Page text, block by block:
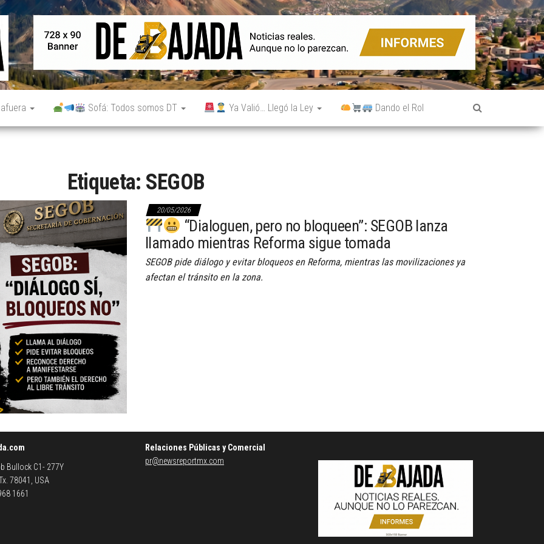
De
Bajada
Noticias
reales.
Aunque
no lo
parezcan.
Sofá: Todos somos DT Ya Valió… Llegó la Ley Dando el Rol
Etiqueta: SEGOB
20/05/2026
“Dialoguen, pero no bloqueen”: SEGOB lanza
llamado mientras Reforma sigue tomada
SEGOB pide diálogo y evitar bloqueos en Reforma, mientras las movilizaciones ya
afectan el tránsito en la zona.
Bullock C1- 277Y
78041, USA
1661
Relaciones Públicas y Comercial
pr@newsreportmx.com